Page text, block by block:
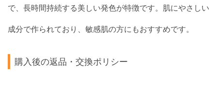
で、長時間持続する美しい発色が特徴です。肌にやさしい
成分で作られており、敏感肌の方にもおすすめです。
購入後の返品・交換ポリシー